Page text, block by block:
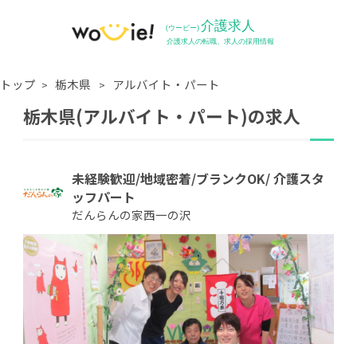
トップ 栃木県 アルバイト・パート
栃木県(アルバイト・パート)の求人
未経験歓迎/地域密着/ブランクOK/ 介護スタ
ッフパート
だんらんの家西一の沢